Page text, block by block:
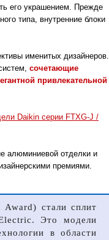
его украшением. Прежде
типа, внутренние блоки
именитых дизайнеров.
сочетающие
привлекательной
Daikin серии FTXG-J /
алюминиевой отделки и
премиями.
Award) стали сплит
Это модели
в области